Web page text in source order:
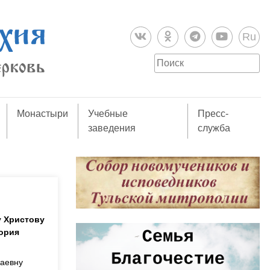
Ru
Монастыри
Учебные
заведения
Пресс-
служба
Христову